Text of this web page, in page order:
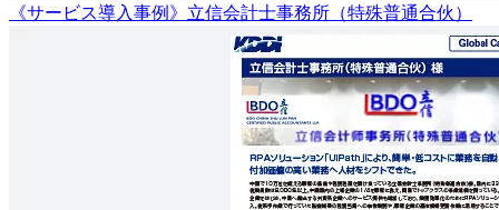
《サービス導入事例》立信会計士事務所（特殊普通合伙）